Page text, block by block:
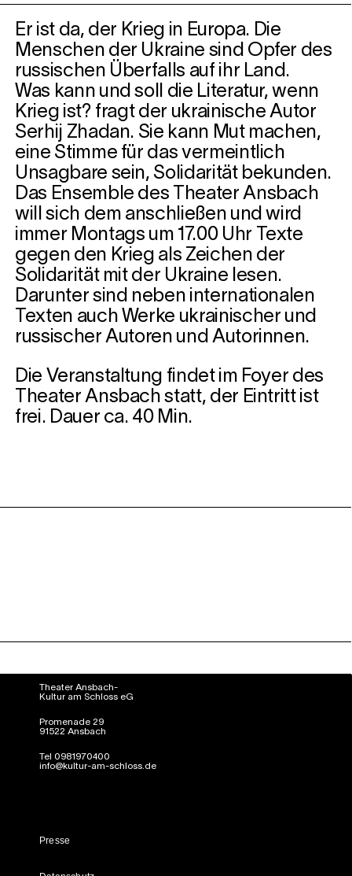
Er ist da, der Krieg in Europa. Die
Menschen der Ukraine sind Opfer des
russischen Überfalls auf ihr Land.
Was kann und soll die Literatur, wenn
Krieg ist? fragt der ukrainische Autor
Serhij Zhadan. Sie kann Mut machen,
eine Stimme für das vermeintlich
Unsagbare sein, Solidarität bekunden.
Das Ensemble des Theater Ansbach
will sich dem anschließen und wird
immer Montags um 17.00 Uhr Texte
gegen den Krieg als Zeichen der
Solidarität mit der Ukraine lesen.
Darunter sind neben internationalen
Texten auch Werke ukrainischer und
russischer Autoren und Autorinnen.
Die Veranstaltung findet im Foyer des
Theater Ansbach statt, der Eintritt ist
frei. Dauer ca. 40 Min.
Theater Ansbach-
Kultur am Schloss eG
Promenade 29
91522 Ansbach
Tel 0981970400
info@kultur-am-schloss.de
Presse